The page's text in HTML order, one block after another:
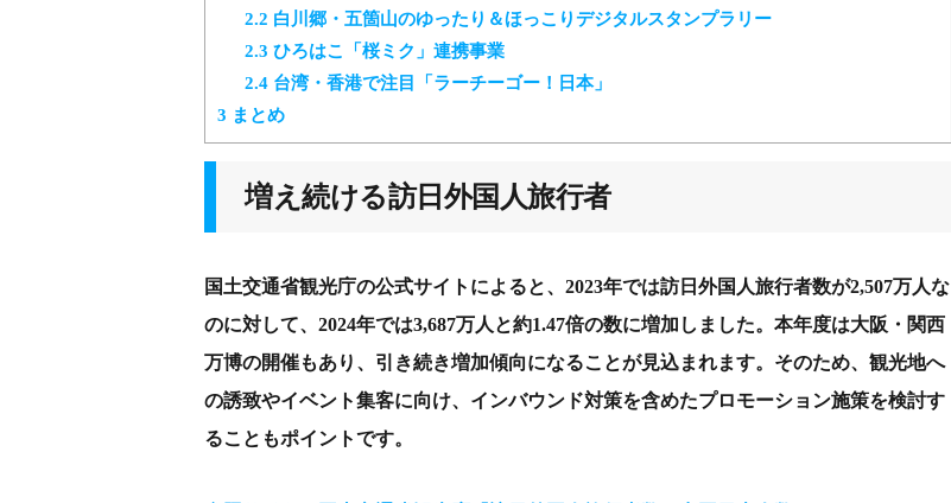
2.2 白川郷・五箇山のゆったり＆ほっこりデジタルスタンプラリー
2.3 ひろはこ「桜ミク」連携事業
2.4台湾・香港で注目「ラーチーゴー！日本」
3 まとめ
増え続ける訪日外国人旅行者
国土交通省観光庁の公式サイトによると、2023年では訪日外国人旅行者数が2,507万人な
のに対して、2024年では3,687万人と約1.47倍の数に増加しました。本年度は大阪・関西
万博の開催もあり、引き続き増加傾向になることが見込まれます。そのため、観光地へ
の誘致やイベント集客に向け、インバウンド対策を含めたプロモーション施策を検討す
ることもポイントです。